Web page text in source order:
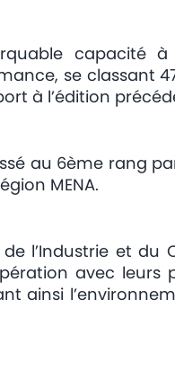
capacité
se classant
à l’édition
au 6ème rang
MENA.
l’Industrie et du
avec leurs
ainsi